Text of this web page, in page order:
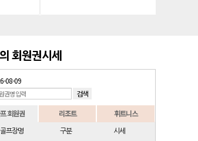
회원권시세
08-09
회원권 리조트 휘트니스
골프장명 구분 시세